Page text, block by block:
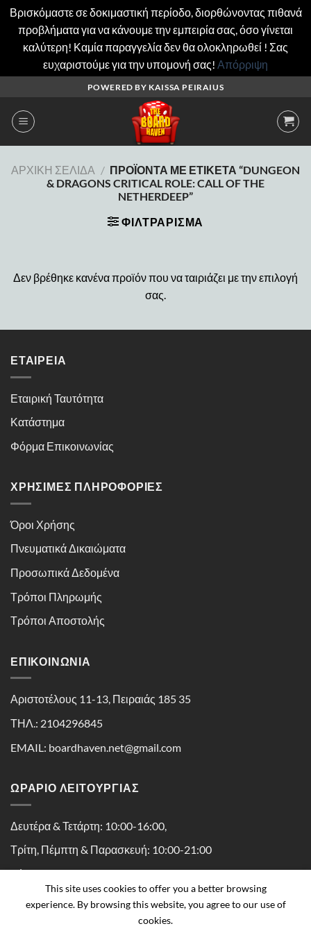
Βρισκόμαστε σε δοκιμαστική περίοδο, διορθώνοντας πιθανά
προβλήματα για να κάνουμε την εμπειρία σας, όσο γίνεται
καλύτερη! Καμία παραγγελία δεν θα ολοκληρωθεί ! Σας
ευχαριστούμε για την υπομονή σας! Απόρριψη
περιεχόμενο
POWERED BY KAISSA PEIRAIUS
ΑΡΧΙΚΉ ΣΕΛΊΔΑ / ΠΡΟΪΌΝΤΑ ΜΕ ΕΤΙΚΈΤΑ “DUNGEON
& DRAGONS CRITICAL ROLE: CALL OF THE
NETHERDEEP”
ΦΙΛΤΡΆΡΙΣΜΑ
Δεν βρέθηκε κανένα προϊόν που να ταιριάζει με την επιλογή
σας.
ΕΤΑΙΡΕΊΑ
Εταιρική Ταυτότητα
Κατάστημα
Φόρμα Επικοινωνίας
ΧΡΉΣΙΜΕΣ ΠΛΗΡΟΦΟΡΊΕΣ
Όροι Χρήσης
Πνευματικά Δικαιώματα
Προσωπικά Δεδομένα
Τρόποι Πληρωμής
Τρόποι Αποστολής
ΕΠΙΚΟΙΝΩΝΊΑ
Αριστοτέλους 11-13, Πειραιάς 185 35
ΤΗΛ.: 2104296845
EMAIL: boardhaven.net@gmail.com
ΩΡΑΡΙΟ ΛΕΙΤΟΥΡΓΙΑΣ
Δευτέρα & Τετάρτη: 10:00-16:00,
Τρίτη, Πέμπτη & Παρασκευή: 10:00-21:00
Σάββατο: 10:00-16:30
This site uses cookies to offer you a better browsing
experience. By browsing this website, you agree to our use of
cookies.